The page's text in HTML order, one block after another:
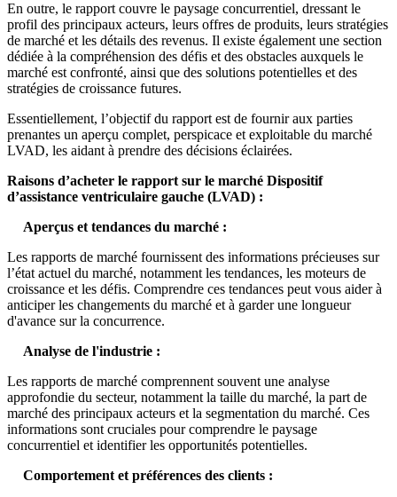
En outre, le rapport couvre le paysage concurrentiel, dressant le
profil des principaux acteurs, leurs offres de produits, leurs stratégies
de marché et les détails des revenus. Il existe également une section
dédiée à la compréhension des défis et des obstacles auxquels le
marché est confronté, ainsi que des solutions potentielles et des
stratégies de croissance futures.
Essentiellement, l’objectif du rapport est de fournir aux parties
prenantes un aperçu complet, perspicace et exploitable du marché
LVAD, les aidant à prendre des décisions éclairées.
Raisons d’acheter le rapport sur le marché Dispositif
d’assistance ventriculaire gauche (LVAD) :
Aperçus et tendances du marché :
Les rapports de marché fournissent des informations précieuses sur
l’état actuel du marché, notamment les tendances, les moteurs de
croissance et les défis. Comprendre ces tendances peut vous aider à
anticiper les changements du marché et à garder une longueur
d'avance sur la concurrence.
Analyse de l'industrie :
Les rapports de marché comprennent souvent une analyse
approfondie du secteur, notamment la taille du marché, la part de
marché des principaux acteurs et la segmentation du marché. Ces
informations sont cruciales pour comprendre le paysage
concurrentiel et identifier les opportunités potentielles.
Comportement et préférences des clients :